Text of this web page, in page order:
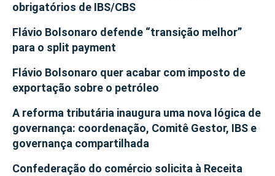
obrigatórios de IBS/CBS
Flávio Bolsonaro defende “transição melhor”
para o split payment
Flávio Bolsonaro quer acabar com imposto de
exportação sobre o petróleo
A reforma tributária inaugura uma nova lógica de
governança: coordenação, Comitê Gestor, IBS e
governança compartilhada
Confederação do comércio solicita à Receita